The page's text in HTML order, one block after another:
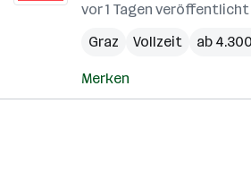
vor 1 Tagen veröffentlicht
Graz
Vollzeit ab
Merken